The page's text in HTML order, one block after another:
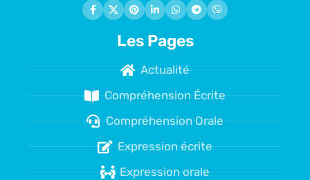
Les Pages
Actualité
Compréhension Écrite
Compréhension Orale
Expression écrite
Expression orale